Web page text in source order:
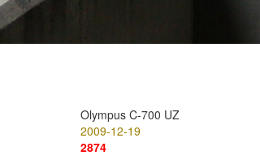
Olympus C-700 UZ
2009-12-19
2874